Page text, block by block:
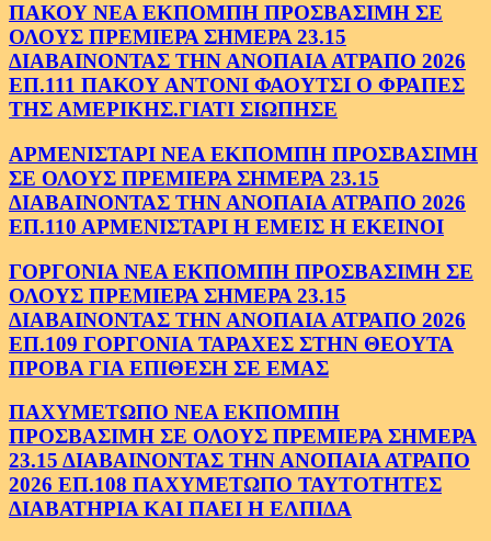
ΠΑΚΟΥ ΝΕΑ ΕΚΠΟΜΠΗ ΠΡΟΣΒΑΣΙΜΗ ΣΕ
ΟΛΟΥΣ ΠΡΕΜΙΕΡΑ ΣΗΜΕΡΑ 23.15
ΔΙΑΒΑΙΝΟΝΤΑΣ ΤΗΝ ΑΝΟΠΑΙΑ ΑΤΡΑΠΟ 2026
ΕΠ.111 ΠΑΚΟΥ ΑΝΤΟΝΙ ΦΑΟΥΤΣΙ Ο ΦΡΑΠΕΣ
ΤΗΣ ΑΜΕΡΙΚΗΣ.ΓΙΑΤΙ ΣΙΩΠΗΣΕ
ΑΡΜΕΝΙΣΤΑΡΙ ΝΕΑ ΕΚΠΟΜΠΗ ΠΡΟΣΒΑΣΙΜΗ
ΣΕ ΟΛΟΥΣ ΠΡΕΜΙΕΡΑ ΣΗΜΕΡΑ 23.15
ΔΙΑΒΑΙΝΟΝΤΑΣ ΤΗΝ ΑΝΟΠΑΙΑ ΑΤΡΑΠΟ 2026
ΕΠ.110 ΑΡΜΕΝΙΣΤΑΡΙ Η ΕΜΕΙΣ Η ΕΚΕΙΝΟΙ
ΓΟΡΓΟΝΙΑ ΝΕΑ ΕΚΠΟΜΠΗ ΠΡΟΣΒΑΣΙΜΗ ΣΕ
ΟΛΟΥΣ ΠΡΕΜΙΕΡΑ ΣΗΜΕΡΑ 23.15
ΔΙΑΒΑΙΝΟΝΤΑΣ ΤΗΝ ΑΝΟΠΑΙΑ ΑΤΡΑΠΟ 2026
ΕΠ.109 ΓΟΡΓΟΝΙΑ ΤΑΡΑΧΕΣ ΣΤΗΝ ΘΕΟΥΤΑ
ΠΡΟΒΑ ΓΙΑ ΕΠΙΘΕΣΗ ΣΕ ΕΜΑΣ
ΠΑΧΥΜΕΤΩΠΟ ΝΕΑ ΕΚΠΟΜΠΗ
ΠΡΟΣΒΑΣΙΜΗ ΣΕ ΟΛΟΥΣ ΠΡΕΜΙΕΡΑ ΣΗΜΕΡΑ
23.15 ΔΙΑΒΑΙΝΟΝΤΑΣ ΤΗΝ ΑΝΟΠΑΙΑ ΑΤΡΑΠΟ
2026 ΕΠ.108 ΠΑΧΥΜΕΤΩΠΟ ΤΑΥΤΟΤΗΤΕΣ
ΔΙΑΒΑΤΗΡΙΑ ΚΑΙ ΠΑΕΙ Η ΕΛΠΙΔΑ